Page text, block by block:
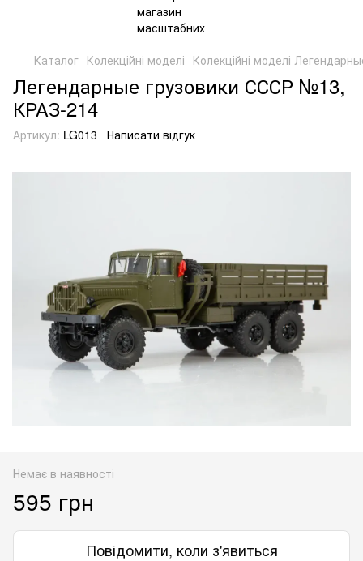
Каталог Колекційні моделі Колекційні моделі
Легендарные грузовики СССР №13,
КРАЗ-214
Артикул: LG013 Написати відгук
Немає в наявності
595 грн
Повідомити, коли з'явиться